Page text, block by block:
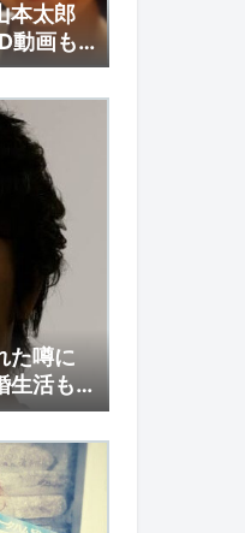
本太郎
動画も
た噂に
生活も